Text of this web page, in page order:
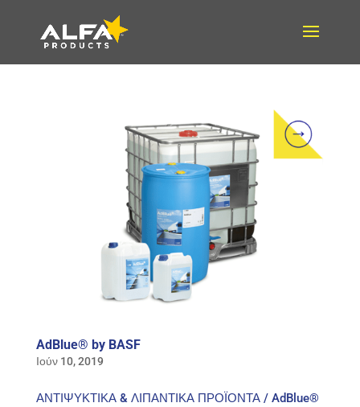
AdBlue® by BASF
Ιούν 10, 2019
ΑΝΤΙΨΥΚΤΙΚΑ & ΛΙΠΑΝΤΙΚΑ ΠΡΟΪΟΝΤΑ / AdBlue®